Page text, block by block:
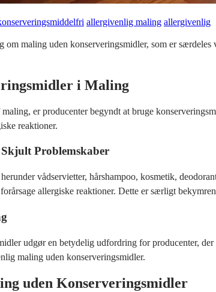
allergivenlig maling allergivenlig
maling uden konserveringsmidler, som er
i Maling
er producenter begyndt at bruge
reaktioner.
Problemskaber
vådservietter, hårshampoo, kosmetik,
allergiske reaktioner. Dette er særligt
udgør en betydelig udfordring for producenter,
maling uden konserveringsmidler.
uden Konserveringsmidler